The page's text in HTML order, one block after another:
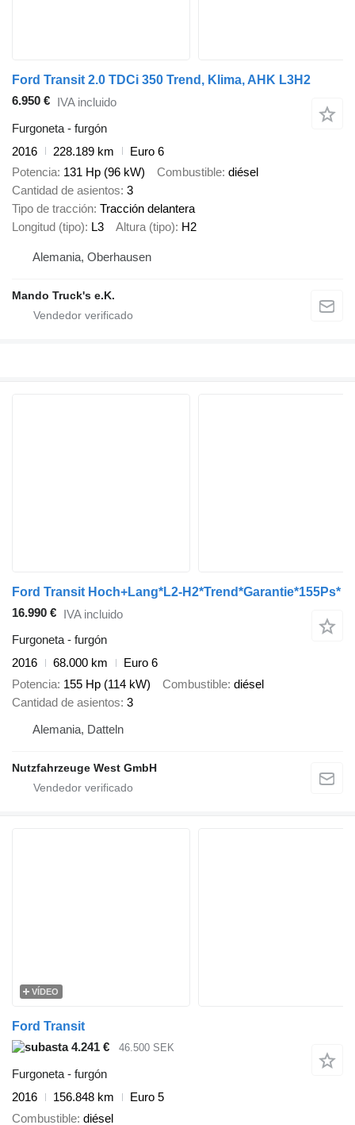
Ford Transit 2.0 TDCi 350 Trend, Klima, AHK L3H2
6.950 € IVA incluido
Furgoneta - furgón
2016
228.189 km
Euro 6
Potencia 131 Hp (96 kW) Combustible diésel
Cantidad de asientos 3
Tipo de tracción Tracción delantera
Longitud (tipo) L3 Altura (tipo) H2
Alemania, Oberhausen
Mando Truck's e.K.
Ford Transit Hoch+Lang*L2-H2*Trend*Garantie*155Ps*
16.990 € IVA incluido
Furgoneta - furgón
2016
68.000 km
Euro 6
Potencia 155 Hp (114 kW) Combustible diésel
Cantidad de asientos 3
Alemania, Datteln
Nutzfahrzeuge West GmbH
VÍDEO
Ford Transit
4.241 €
46.500 SEK
Furgoneta - furgón
2016
156.848 km
Euro 5
Combustible diésel